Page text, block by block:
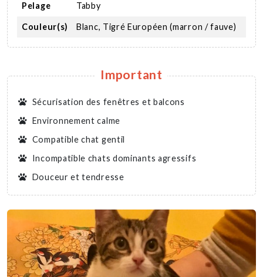
Pelage Tabby
Couleur(s) Blanc, Tigré Européen (marron / fauve)
Important
Sécurisation des fenêtres et balcons
Environnement calme
Compatible chat gentil
Incompatible chats dominants agressifs
Douceur et tendresse